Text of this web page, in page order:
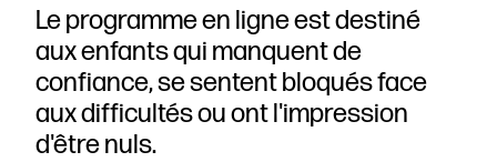
Le programme en ligne est destiné
aux enfants qui manquent de
confiance, se sentent bloqués face
aux difficultés ou ont l'impression
d'être nuls.